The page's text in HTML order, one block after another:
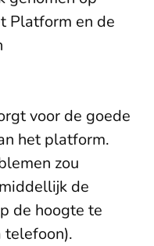
Platform en de
voor de goede
het platform.
zou
de
de hoogte te
telefoon).